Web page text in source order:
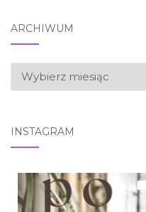
ARCHIWUM
ARCHIWUM
INSTAGRAM